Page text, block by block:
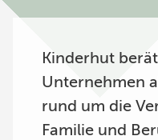
Kinderhut
Unternehmen
rund um die
Familie und